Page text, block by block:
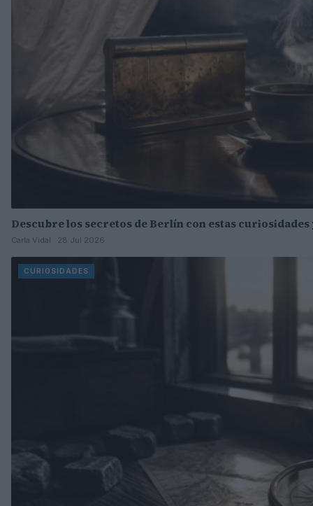
Descubre los secretos de Berlín con estas
Carla Vidal · 28 Jul 2026
CURIOSIDADES